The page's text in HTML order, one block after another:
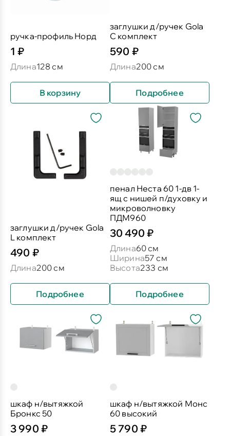
ручка-профиль Норд
1 ₽
Длина128 см
В корзину
заглушки д/ручек Gola
С комплект
590 ₽
Длина200 см
Подробнее
заглушки д/ручек Gola
L комплект
490 ₽
Длина200 см
Подробнее
пенал Неста 60 1-дв 1-
ящ с нишей п/духовку и
микроволновку
ПДМ960
30 490 ₽
Длина60 см
Ширина57 см
Высота233 см
Подробнее
шкаф н/вытяжкой
Бронкс 50
3 990 ₽
шкаф н/вытяжкой Монс
60 высокий
5 790 ₽